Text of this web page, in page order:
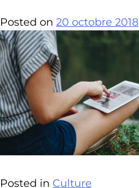
Posted on 20 octobre 2018
Posted in Culture